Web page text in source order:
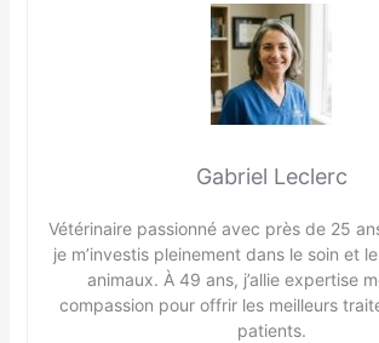
Gabriel Leclerc
Vétérinaire passionné avec près de 25
je m’investis pleinement dans le soin et
animaux. À 49 ans, j’allie expertise
compassion pour offrir les meilleurs
patients.